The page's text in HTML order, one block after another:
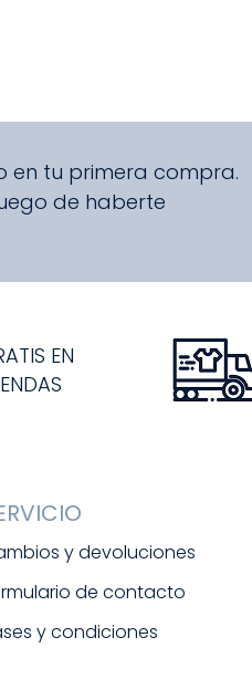
en tu primera compra.
de haberte
EN
y devoluciones
de contacto
y condiciones